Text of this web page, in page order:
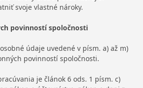
svoje vlastné nároky.
povinností spoločnosti
údaje uvedené v písm. a) až m)
povinností spoločnosti.
je článok 6 ods. 1 písm. c)